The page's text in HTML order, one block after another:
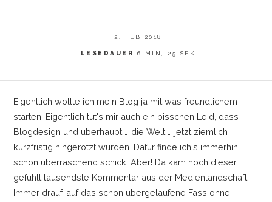
2. FEB 2018
LESEDAUER 6 MIN, 25 SEK
Eigentlich wollte ich mein Blog ja mit was freundlichem
starten. Eigentlich tut's mir auch ein bisschen Leid, dass
Blogdesign und überhaupt … die Welt … jetzt ziemlich
kurzfristig hingerotzt wurden. Dafür finde ich's immerhin
schon überraschend schick. Aber! Da kam noch dieser
gefühlt tausendste Kommentar aus der Medienlandschaft.
Immer drauf, auf das schon übergelaufene Fass ohne